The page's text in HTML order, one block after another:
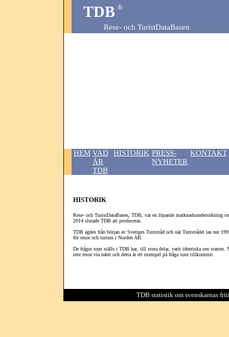
TDB ®
Rese- och TuristDataBasen
HEM VAD
ÄR
TDB
HISTORIK PRESS-
NYHETER
KONTAKT
HISTORIK
Rese- och TuristDataBasen, TDB, var en löpande marknadsundersökning
2014 slutade TDB att produceras.
TDB ägdes från början av Sveriges Turistråd och när Turistrådet las ner
för resor och turism i Norden AB.
De frågor som ställs i TDB har, till stora delar, varit identiska sen starten.
inte resor via nätet och detta är ett exempel på fråga som tillkommit.
TDB statistik om svenskarnas